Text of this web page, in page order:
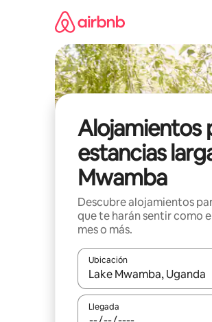
Alojamientos
estancias
Mwamba
Descubre alojamientos
que te harán sentir como
mes o más.
Ubicación
Cuando los resultados
Llegada